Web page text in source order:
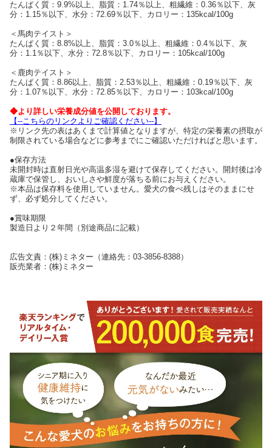
たんぱく質：9.9%以上、脂質：1.74％以上、粗繊維：0.36％以下、灰
分：1.15％以下、水分：72.69％以下、カロリー：135kcal/100g
＜馬肉テイスト＞
たんぱく質：8.8%以上、脂質：3.0％以上、粗繊維：0.4％以下、灰
分：1.1％以下、水分：72.8％以下、カロリー：105kcal/100g
＜鹿肉テイスト＞
たんぱく質：8.86以上、脂質：2.53％以上、粗繊維：0.19％以下、灰
分：1.07％以下、水分：72.85％以下、カロリー：103kcal/100g
◆より詳しい栄養成分値を公開しております。
【--こちらのリンクよりご確認ください--】
※リンク先の表はあくまで計算値となりますが、特定の栄養素の摂取が
制限されている場合などに参考までにご確認いただければと思います。
●保存方法
未開封時は直射日光や高温多湿を避けて保存してください。開封後は冷
蔵庫で保管し、おいしさや鮮度が落ちる前にお与えください。
※本品は保存料を使用していません。愛犬の食べ残しはそのままにせ
ず、必ず処分してください。
●賞味期限
製造日より２年間（別途商品に記載）
広告文責：(株)ミネター（連絡先：03-3856-8388）
販売業者：(株)ミネター